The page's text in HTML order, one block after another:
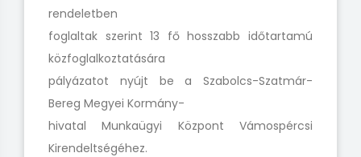
rendeletben
foglaltak szerint 13 fő hosszabb időtartamú
közfoglalkoztatására
pályázatot nyújt be a Szabolcs-Szatmár-
Bereg Megyei Kormány-
hivatal Munkaügyi Központ Vámospércsi
Kirendeltségéhez.